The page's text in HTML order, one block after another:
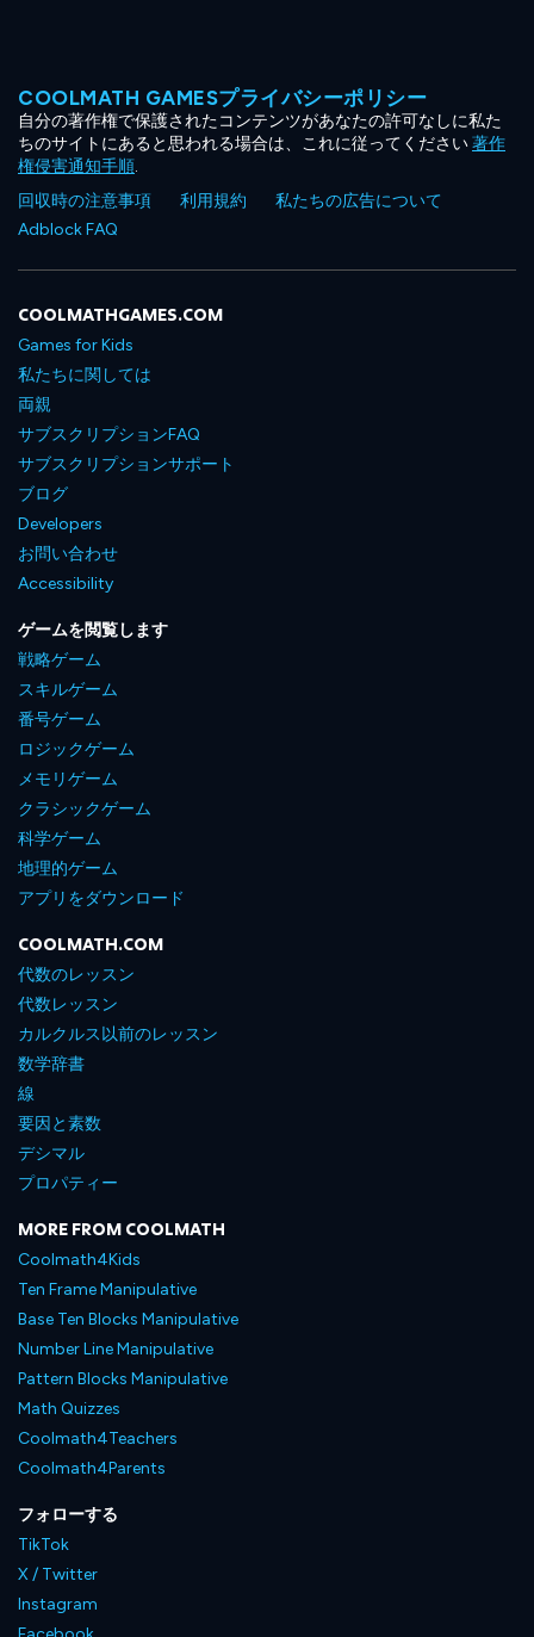
COOLMATH GAMESプライバシーポリシー
自分の著作権で保護されたコンテンツがあなたの許可なしに私た
ちのサイトにあると思われる場合は、これに従ってください著作
権侵害通知手順.
回収時の注意事項
利用規約
私たちの広告について
Adblock FAQ
COOLMATHGAMES.COM
Games for Kids
私たちに関しては
両親
サブスクリプションFAQ
サブスクリプションサポート
ブログ
Developers
お問い合わせ
Accessibility
ゲームを閲覧します
戦略ゲーム
スキルゲーム
番号ゲーム
ロジックゲーム
メモリゲーム
クラシックゲーム
科学ゲーム
地理的ゲーム
アプリをダウンロード
COOLMATH.COM
代数のレッスン
代数レッスン
カルクルス以前のレッスン
数学辞書
線
要因と素数
デシマル
プロパティー
MORE FROM COOLMATH
Coolmath4Kids
Ten Frame Manipulative
Base Ten Blocks Manipulative
Number Line Manipulative
Pattern Blocks Manipulative
Math Quizzes
Coolmath4Teachers
Coolmath4Parents
フォローする
TikTok
X / Twitter
Instagram